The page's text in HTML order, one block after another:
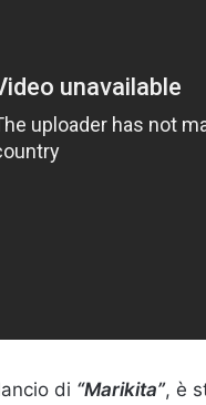
di “Marikita”, è